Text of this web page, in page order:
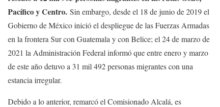
Pacífico y Centro. Sin embargo, desde el 18 de junio de 2019 el
Gobierno de México inició el despliegue de las Fuerzas Armadas
en la frontera Sur con Guatemala y con Belice; el 24 de marzo de
2021 la Administración Federal informó que entre enero y marzo
de este año detuvo a 31 mil 492 personas migrantes con una
estancia irregular.
Debido a lo anterior, remarcó el Comisionado Alcalá, es